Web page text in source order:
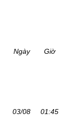
Ngày Giờ
03/08 01:45